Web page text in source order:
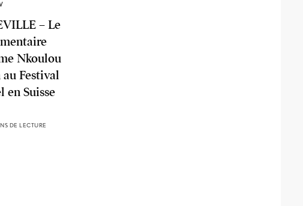
– Le
Nkoulou
Festival
en Suisse
DE LECTURE